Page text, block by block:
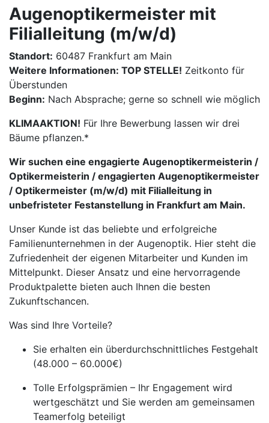
Augenoptikermeister mit
Filialleitung (m/w/d)
Standort: 60487 Frankfurt am Main
Weitere Informationen: TOP STELLE! Zeitkonto für
Überstunden
Beginn: Nach Absprache; gerne so schnell wie möglich
KLIMAAKTION! Für Ihre Bewerbung lassen wir drei
Bäume pflanzen.*
Wir suchen eine engagierte Augenoptikermeisterin /
Optikermeisterin / engagierten Augenoptikermeister
/ Optikermeister (m/w/d) mit Filialleitung in
unbefristeter Festanstellung in Frankfurt am Main.
Unser Kunde ist das beliebte und erfolgreiche
Familienunternehmen in der Augenoptik. Hier steht die
Zufriedenheit der eigenen Mitarbeiter und Kunden im
Mittelpunkt. Dieser Ansatz und eine hervorragende
Produktpalette bieten auch Ihnen die besten
Zukunftschancen.
Was sind Ihre Vorteile?
Sie erhalten ein überdurchschnittliches Festgehalt
(48.000 – 60.000€)
Tolle Erfolgsprämien – Ihr Engagement wird
wertgeschätzt und Sie werden am gemeinsamen
Teamerfolg beteiligt